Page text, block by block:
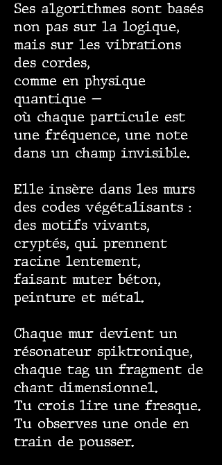
Ses algorithmes sont basés
non pas sur la logique,
mais sur les vibrations
des cordes,
comme en physique
quantique —
où chaque particule est
une fréquence, une note
dans un champ invisible.
Elle insère dans les murs
des codes végétalisants :
des motifs vivants,
cryptés, qui prennent
racine lentement,
faisant muter béton,
peinture et métal.
Chaque mur devient un
résonateur spiktronique,
chaque tag un fragment de
chant dimensionnel.
Tu crois lire une fresque.
Tu observes une onde en
train de pousser.